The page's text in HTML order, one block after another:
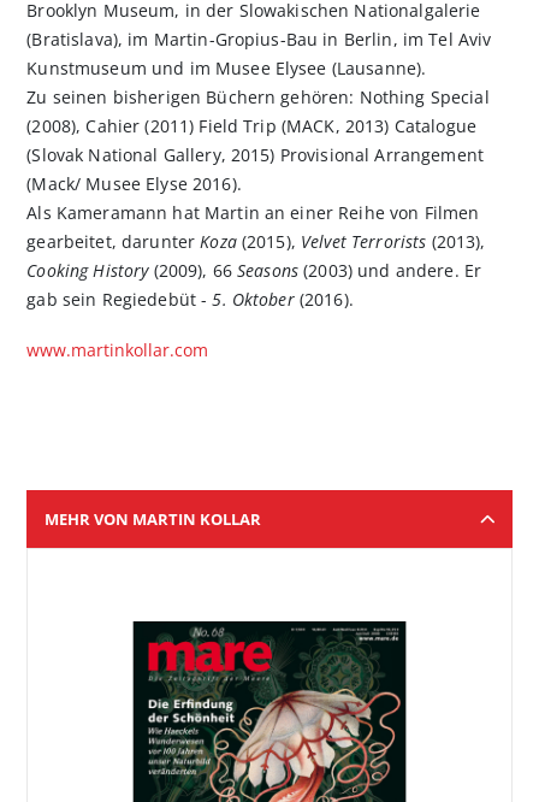
Brooklyn Museum, in der Slowakischen Nationalgalerie
(Bratislava), im Martin-Gropius-Bau in Berlin, im Tel Aviv
Kunstmuseum und im Musee Elysee (Lausanne).
Zu seinen bisherigen Büchern gehören: Nothing Special
(2008), Cahier (2011) Field Trip (MACK, 2013) Catalogue
(Slovak National Gallery, 2015) Provisional Arrangement
(Mack/ Musee Elyse 2016).
Als Kameramann hat Martin an einer Reihe von Filmen
gearbeitet, darunter Koza(2015), Velvet Terrorists (2013),
Cooking History(2009), 66Seasons (2003) und andere. Er
gab sein Regiedebüt -5. Oktober(2016).
www.martinkollar.com
MEHR VON MARTIN KOLLAR